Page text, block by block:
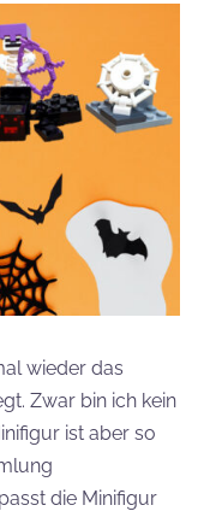
wieder das
Zwar bin ich kein
ist aber so
die Minifigur